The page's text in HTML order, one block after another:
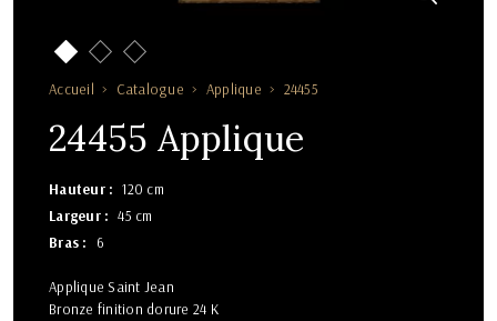
Accueil Catalogue Applique 24455
24455 Applique
Hauteur
120 cm
Largeur
45 cm
Bras
6
Applique Saint Jean
Bronze finition dorure 24 K